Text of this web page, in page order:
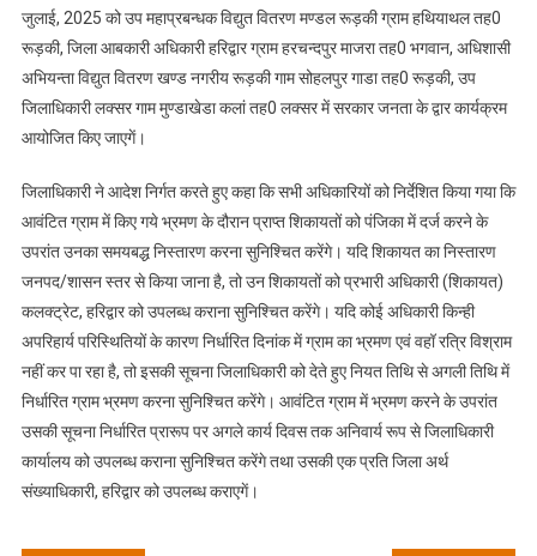
जुलाई, 2025 को उप महाप्रबन्धक विद्युत वितरण मण्डल रूड़की ग्राम हथियाथल तह0
रूड़की, जिला आबकारी अधिकारी हरिद्वार ग्राम हरचन्दपुर माजरा तह0 भगवान, अधिशासी
अभियन्ता विद्युत वितरण खण्ड नगरीय रूड़की गाम सोहलपुर गाडा तह0 रूड़की, उप
जिलाधिकारी लक्सर गाम मुण्डाखेडा कलां तह0 लक्सर में सरकार जनता के द्वार कार्यक्रम
आयोजित किए जाएगें।
जिलाधिकारी ने आदेश निर्गत करते हुए कहा कि सभी अधिकारियों को निर्देशित किया गया कि
आवंटित ग्राम में किए गये भ्रमण के दौरान प्राप्त शिकायतों को पंजिका में दर्ज करने के
उपरांत उनका समयबद्ध निस्तारण करना सुनिश्चित करेंगे। यदि शिकायत का निस्तारण
जनपद/शासन स्तर से किया जाना है, तो उन शिकायतों को प्रभारी अधिकारी (शिकायत)
कलक्ट्रेट, हरिद्वार को उपलब्ध कराना सुनिश्चित करेंगे। यदि कोई अधिकारी किन्ही
अपरिहार्य परिस्थितियों के कारण निर्धारित दिनांक में ग्राम का भ्रमण एवं वहॉ रत्रि विश्राम
नहीं कर पा रहा है, तो इसकी सूचना जिलाधिकारी को देते हुए नियत तिथि से अगली तिथि में
निर्धारित ग्राम भ्रमण करना सुनिश्चित करेंगे। आवंटित ग्राम में भ्रमण करने के उपरांत
उसकी सूचना निर्धारित प्रारूप पर अगले कार्य दिवस तक अनिवार्य रूप से जिलाधिकारी
कार्यालय को उपलब्ध कराना सुनिश्चित करेंगे तथा उसकी एक प्रति जिला अर्थ
संख्याधिकारी, हरिद्वार को उपलब्ध कराएगें।